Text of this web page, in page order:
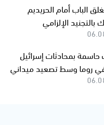
الباب أمام الحريديم
الإلزامي
بمحادثات إسرائيل
في روما وسط تصعيد ميداني